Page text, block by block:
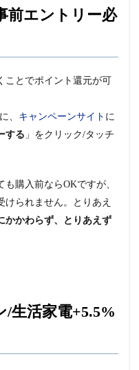
前エントリー必
ことでポイント還元が可
、 キャンペーンサイト に
する 」をクリック/タッチ
購入前ならOKですが、
けられません。とりあえ
かかわらず、とりあえず
/生活家電+5.5%